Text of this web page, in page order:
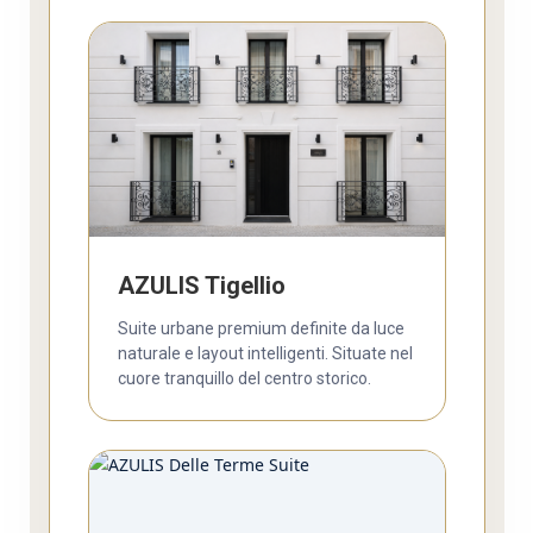
AZULIS Tigellio
Suite urbane premium definite da luce
naturale e layout intelligenti. Situate nel
cuore tranquillo del centro storico.